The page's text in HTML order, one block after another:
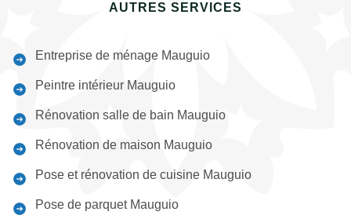
AUTRES SERVICES
Entreprise de ménage Mauguio
Peintre intérieur Mauguio
Rénovation salle de bain Mauguio
Rénovation de maison Mauguio
Pose et rénovation de cuisine Mauguio
Pose de parquet Mauguio